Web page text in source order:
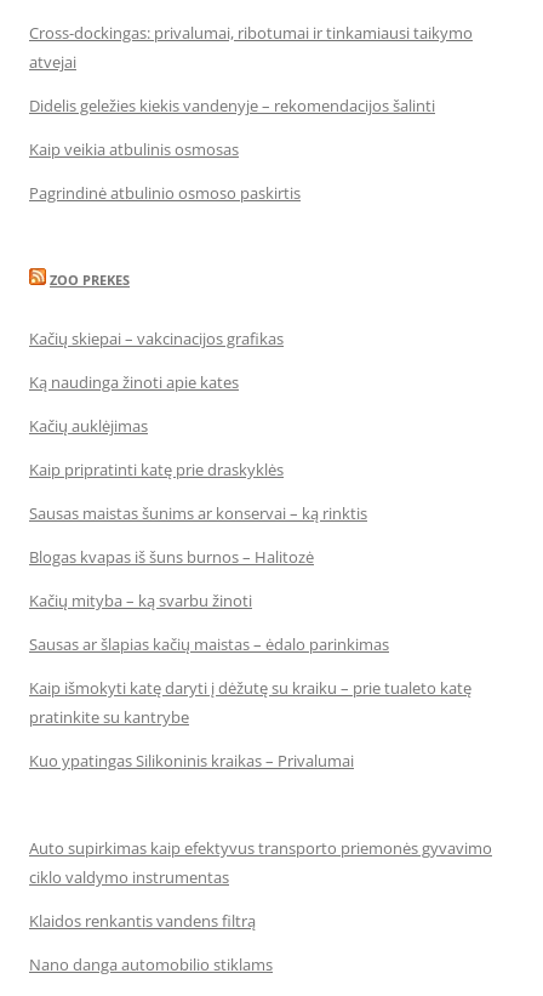
Cross-dockingas: privalumai, ribotumai ir tinkamiausi taikymo
atvejai
Didelis geležies kiekis vandenyje – rekomendacijos šalinti
Kaip veikia atbulinis osmosas
Pagrindinė atbulinio osmoso paskirtis
ZOO PREKES
Kačių skiepai – vakcinacijos grafikas
Ką naudinga žinoti apie kates
Kačių auklėjimas
Kaip pripratinti katę prie draskyklės
Sausas maistas šunims ar konservai – ką rinktis
Blogas kvapas iš šuns burnos – Halitozė
Kačių mityba – ką svarbu žinoti
Sausas ar šlapias kačių maistas – ėdalo parinkimas
Kaip išmokyti katę daryti į dėžutę su kraiku – prie tualeto katę
pratinkite su kantrybe
Kuo ypatingas Silikoninis kraikas – Privalumai
Auto supirkimas kaip efektyvus transporto priemonės gyvavimo
ciklo valdymo instrumentas
Klaidos renkantis vandens filtrą
Nano danga automobilio stiklams